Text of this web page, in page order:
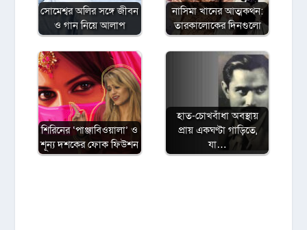
সোমেশ্বর অলির সঙ্গে জীবন
ও গান নিয়ে আলাপ
নাসিমা খানের আত্মকথন:
তারকালোকের দিনগুলো
শিরিনের ‘পাঞ্জাবিওয়ালা’ ও
শূন্য দশকের ফোক ফিউশন
হাত-চোখবাঁধা অবস্থায়
প্রায় একঘণ্টা গাড়িতে,
যা…